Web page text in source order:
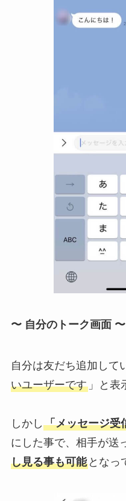
〜 自分のトーク画面 〜
自分は友だち追加して
いユーザーです」と表
しかし 「メッセージ受
にした事で、相手が送
し見る事も可能となっ